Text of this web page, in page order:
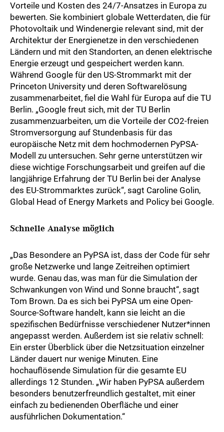
Vorteile und Kosten des 24/7-Ansatzes in Europa zu
bewerten. Sie kombiniert globale Wetterdaten, die für
Photovoltaik und Windenergie relevant sind, mit der
Architektur der Energienetze in den verschiedenen
Ländern und mit den Standorten, an denen elektrische
Energie erzeugt und gespeichert werden kann.
Während Google für den US-Strommarkt mit der
Princeton University und deren Softwarelösung
zusammenarbeitet, fiel die Wahl für Europa auf die TU
Berlin. „Google freut sich, mit der TU Berlin
zusammenzuarbeiten, um die Vorteile der CO2-freien
Stromversorgung auf Stundenbasis für das
europäische Netz mit dem hochmodernen PyPSA-
Modell zu untersuchen. Sehr gerne unterstützen wir
diese wichtige Forschungsarbeit und greifen auf die
langjährige Erfahrung der TU Berlin bei der Analyse
des EU-Strommarktes zurück“, sagt Caroline Golin,
Global Head of Energy Markets and Policy bei Google.
Schnelle Analyse möglich
„Das Besondere an PyPSA ist, dass der Code für sehr
große Netzwerke und lange Zeitreihen optimiert
wurde. Genau das, was man für die Simulation der
Schwankungen von Wind und Sonne braucht“, sagt
Tom Brown. Da es sich bei PyPSA um eine Open-
Source-Software handelt, kann sie leicht an die
spezifischen Bedürfnisse verschiedener Nutzer*innen
angepasst werden. Außerdem ist sie relativ schnell:
Ein erster Überblick über die Netzsituation einzelner
Länder dauert nur wenige Minuten. Eine
hochauflösende Simulation für die gesamte EU
allerdings 12 Stunden. „Wir haben PyPSA außerdem
besonders benutzerfreundlich gestaltet, mit einer
einfach zu bedienenden Oberfläche und einer
ausführlichen Dokumentation.“